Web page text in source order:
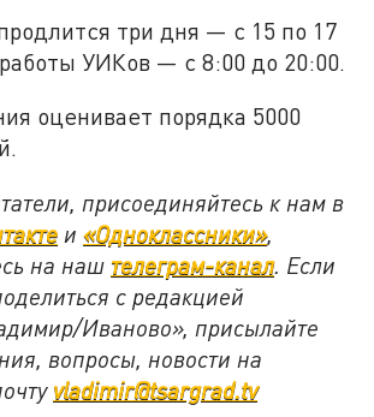
три дня — с 15 по 17
УИКов — с 8:00 до 20:00.
оценивает порядка 5000
присоединяйтесь к нам в
и«Одноклассники»,
на наш телеграм-канал. Если
с редакцией
Иваново», присылайте
вопросы, новости на
vladimir@tsargrad.tv